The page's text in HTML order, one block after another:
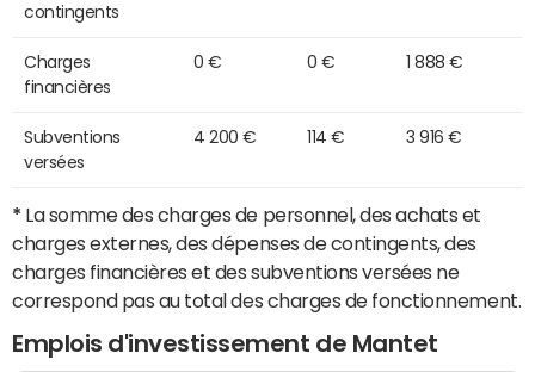
contingents
Charges
financières
0 € 0 € 1 888 €
Subventions
versées
4 200 € 114 € 3 916 €
* La somme des charges de personnel, des achats et
charges externes, des dépenses de contingents, des
charges financières et des subventions versées ne
correspond pas au total des charges de fonctionnement.
Emplois d'investissement de Mantet